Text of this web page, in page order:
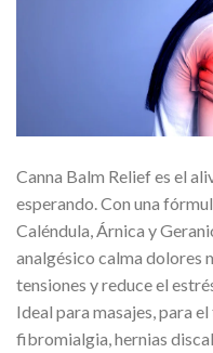
Canna Balm Relief es el
esperando. Con una
Caléndula, Árnica y
analgésico calma dolores
tensiones y reduce el
Ideal para masajes, para
fibromialgia, hernias